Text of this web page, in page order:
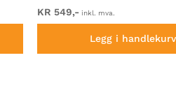
KR 549,- inkl. mva.
Legg i